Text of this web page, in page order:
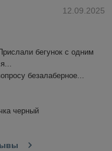
12.09.2025
бегунок с одним
безалаберное...
черный